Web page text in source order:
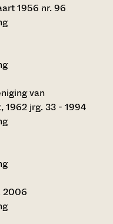
1956 nr. 96
van
1962 jrg. 33 - 1994
2006